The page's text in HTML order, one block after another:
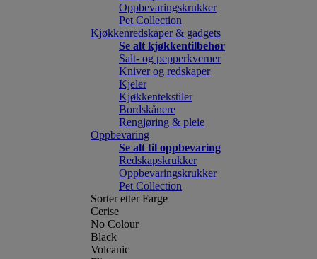
Oppbevaringskrukker
Pet Collection
Kjøkkenredskaper & gadgets
Se alt kjøkkentilbehør
Salt- og pepperkverner
Kniver og redskaper
Kjeler
Kjøkkentekstiler
Bordskånere
Rengjøring & pleie
Oppbevaring
Se alt til oppbevaring
Redskapskrukker
Oppbevaringskrukker
Pet Collection
Sorter etter Farge
Cerise
No Colour
Black
Volcanic